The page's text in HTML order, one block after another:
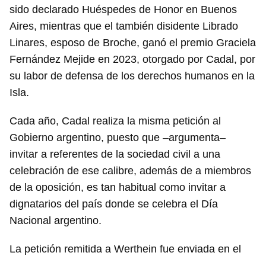
sido declarado Huéspedes de Honor en Buenos
Aires, mientras que el también disidente Librado
Linares, esposo de Broche, ganó el premio Graciela
Fernández Mejide en 2023, otorgado por Cadal, por
su labor de defensa de los derechos humanos en la
Isla.
Cada año, Cadal realiza la misma petición al
Gobierno argentino, puesto que –argumenta–
invitar a referentes de la sociedad civil a una
celebración de ese calibre, además de a miembros
de la oposición, es tan habitual como invitar a
dignatarios del país donde se celebra el Día
Nacional argentino.
La petición remitida a Werthein fue enviada en el